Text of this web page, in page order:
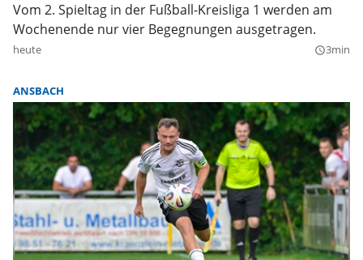
Vom 2. Spieltag in der Fußball-Kreisliga 1 werden am
Wochenende nur vier Begegnungen ausgetragen.
heute query_builder3min
ANSBACH